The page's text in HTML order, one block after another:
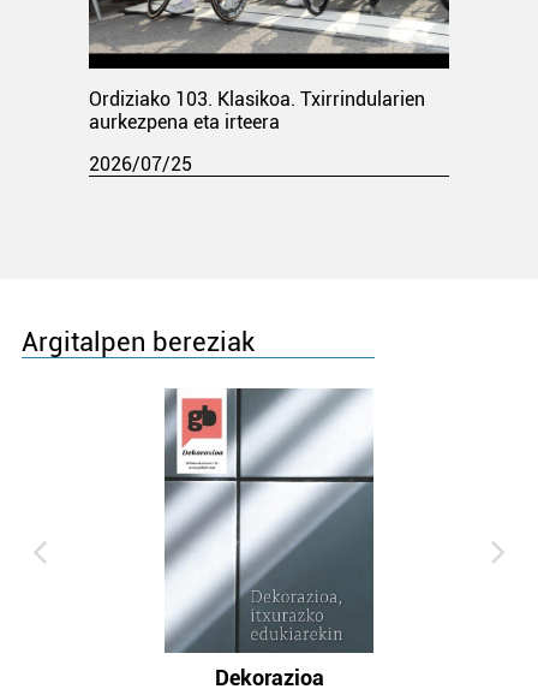
Ordiziako 103. Klasikoa. Txirrindularien
aurkezpena eta irteera
2026/07/25
Argitalpen bereziak
Dekorazioa